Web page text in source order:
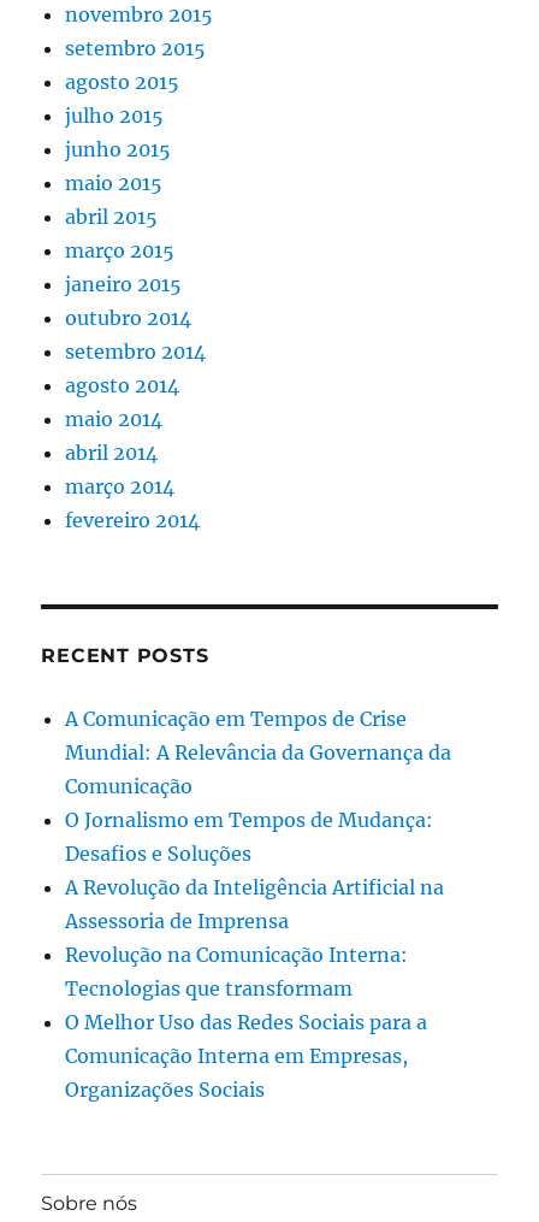
novembro 2015
setembro 2015
agosto 2015
julho 2015
junho 2015
maio 2015
abril 2015
março 2015
janeiro 2015
outubro 2014
setembro 2014
agosto 2014
maio 2014
abril 2014
março 2014
fevereiro 2014
RECENT POSTS
A Comunicação em Tempos de Crise
Mundial: A Relevância da Governança da
Comunicação
O Jornalismo em Tempos de Mudança:
Desafios e Soluções
A Revolução da Inteligência Artificial na
Assessoria de Imprensa
Revolução na Comunicação Interna:
Tecnologias que transformam
O Melhor Uso das Redes Sociais para a
Comunicação Interna em Empresas,
Organizações Sociais
Sobre nós